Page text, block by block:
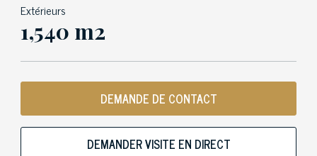
Extérieurs
1,540 m2
DEMANDE DE CONTACT
DEMANDER VISITE EN DIRECT